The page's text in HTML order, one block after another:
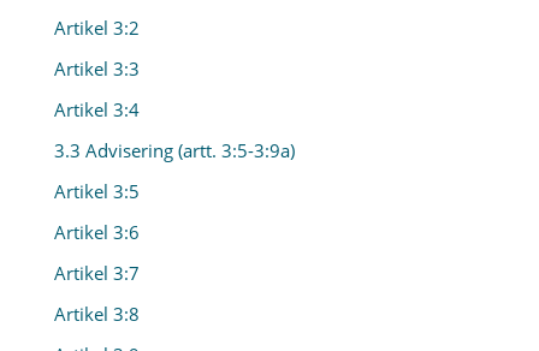
Artikel 3:2
Artikel 3:3
Artikel 3:4
3.3 Advisering (artt. 3:5-3:9a)
Artikel 3:5
Artikel 3:6
Artikel 3:7
Artikel 3:8